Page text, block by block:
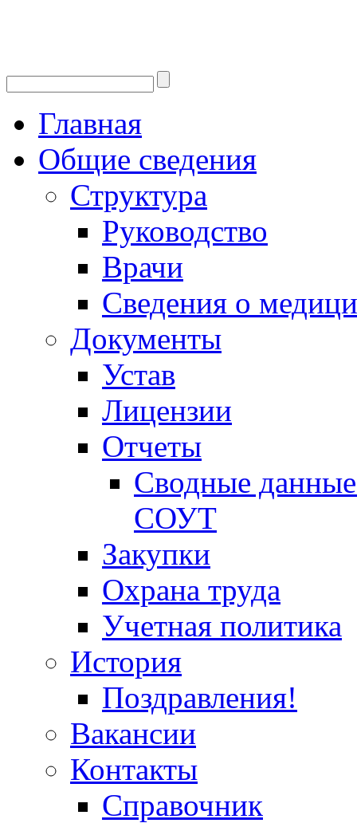
Главная
Общие сведения
Структура
Руководство
Врачи
Сведения о
Документы
Устав
Лицензии
Отчеты
Сводные данные
СОУТ
Закупки
Охрана труда
Учетная политика
История
Поздравления!
Вакансии
Контакты
Справочник